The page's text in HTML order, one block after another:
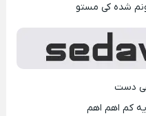
شده کی مستو
دست
کم اهم اهم